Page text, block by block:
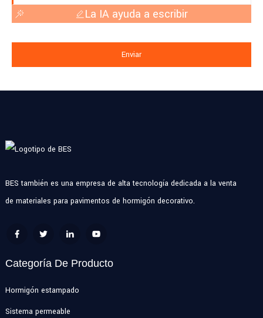
La IA ayuda a escribir
Enviar
BES también es una empresa de alta tecnología dedicada a la venta
de materiales para pavimentos de hormigón decorativo.
Categoría De Producto
Hormigón estampado
Sistema permeable